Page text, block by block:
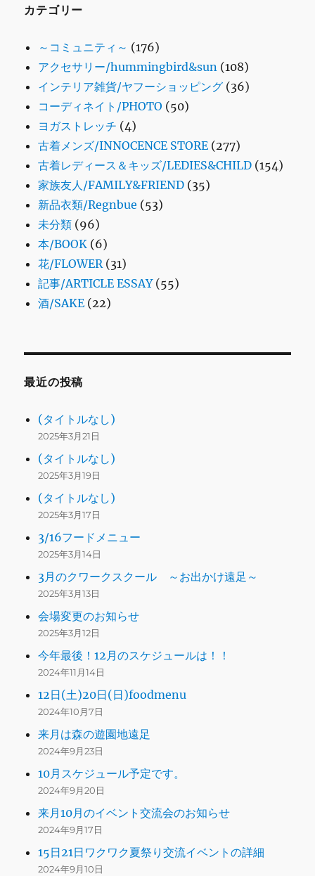
カテゴリー
～コミュニティ～ (176)
アクセサリー/hummingbird&sun (108)
インテリア雑貨/ヤフーショッピング (36)
コーディネイト/PHOTO (50)
ヨガストレッチ (4)
古着メンズ/INNOCENCE STORE (277)
古着レディース＆キッズ/LEDIES&CHILD (154)
家族友人/FAMILY&FRIEND (35)
新品衣類/Regnbue (53)
未分類 (96)
本/BOOK (6)
花/FLOWER(31)
記事/ARTICLE ESSAY(55)
酒/SAKE (22)
最近の投稿
(タイトルなし)
2025年3月21日
(タイトルなし)
2025年3月19日
(タイトルなし)
2025年3月17日
3/16フードメニュー
2025年3月14日
3月のクワークスクール ～お出かけ遠足～
2025年3月13日
会場変更のお知らせ
2025年3月12日
今年最後！12月のスケジュールは！！
2024年11月14日
12日(土)20日(日)foodmenu
2024年10月7日
来月は森の遊園地遠足
2024年9月23日
10月スケジュール予定です。
2024年9月20日
来月10月のイベント交流会のお知らせ
2024年9月17日
15日21日ワクワク夏祭り交流イベントの詳細
2024年9月10日